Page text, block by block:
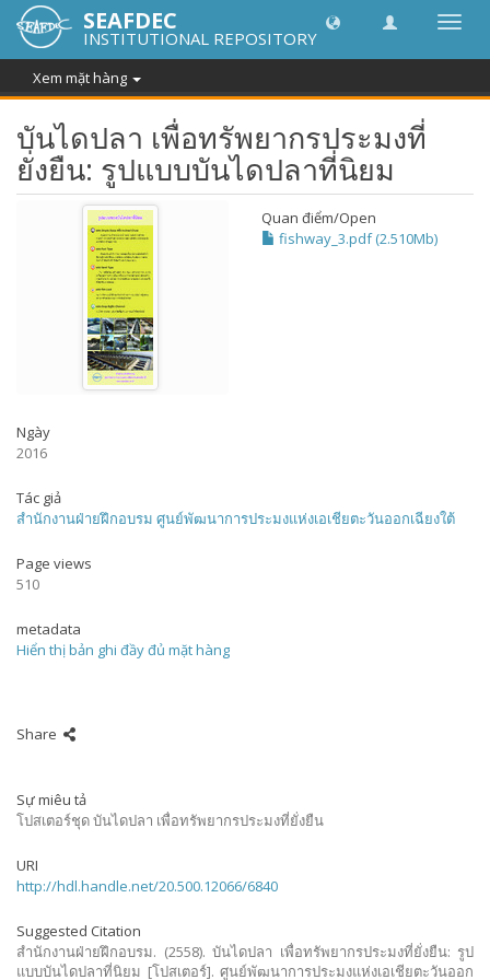
điều
thành
SEAFDEC
INSTITUTIONAL REPOSITORY
Xem mặt hàng
บันไดปลา เพื่อทรัพยากรประมงที่
ยั่งยืน: รูปแบบบันไดปลาที่นิยม
Quan điểm/Open
fishway_3.pdf (2.510Mb)
Ngày
2016
Tác giả
สำนักงานฝ่ายฝึกอบรม ศูนย์พัฒนาการประมงแห่งเอเชียตะวันออกเฉียงใต้
Page views
510
metadata
Hiển thị bản ghi đầy đủ mặt hàng
Share
Sự miêu tả
โปสเตอร์ชุด บันไดปลา เพื่อทรัพยากรประมงที่ยั่งยืน
URI
http://hdl.handle.net/20.500.12066/6840
Suggested Citation
สำนักงานฝ่ายฝึกอบรม. (2558). บันไดปลา เพื่อทรัพยากรประมงที่ยั่งยืน: รูป
แบบบันไดปลาที่นิยม [โปสเตอร์]. ศูนย์พัฒนาการประมงแห่งเอเชียตะวันออก